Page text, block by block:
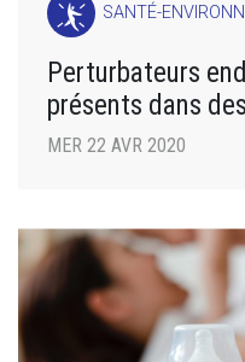
SANTÉ-
Perturbateurs
présents dans
MER 22 AVR 2020